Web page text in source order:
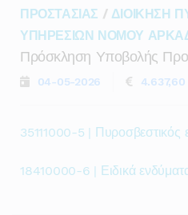
ΠΡΟΣΤΑΣΙΑΣ / ΔΙΟΙΚΗΣΗ
ΥΠΗΡΕΣΙΩΝ ΝΟΜΟΥ
Πρόσκληση Υποβολής
04-05-2026 4.637,60
35111000-5 | Πυροσβεστικός
18410000-6 | Ειδικά